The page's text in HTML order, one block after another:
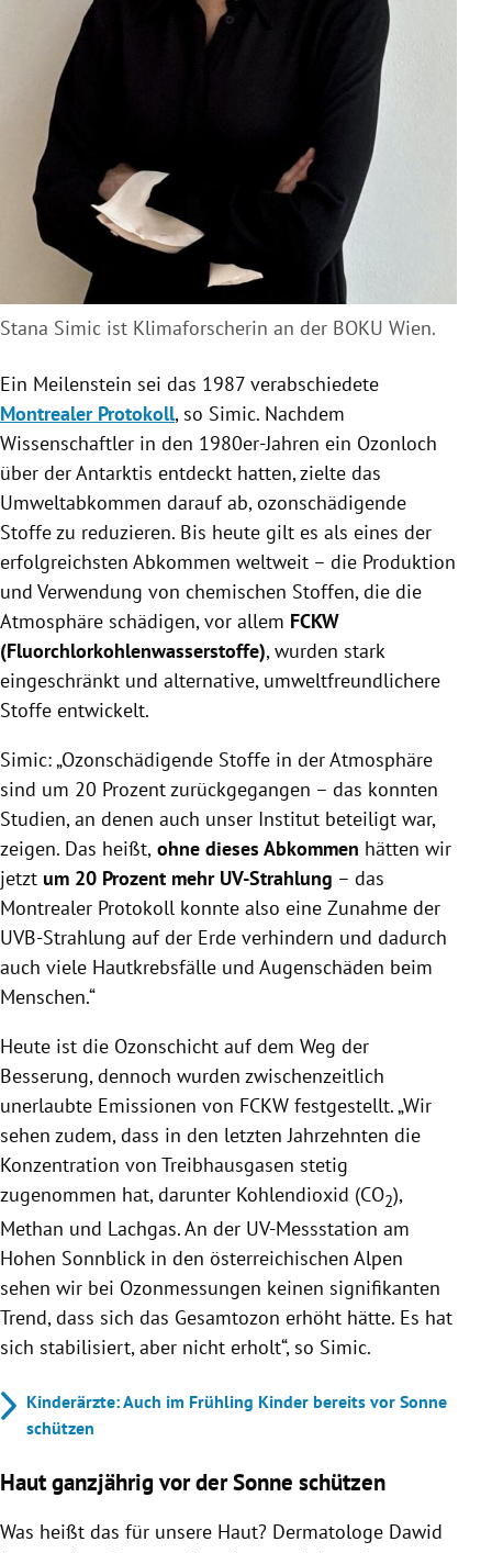
Stana Simic ist Klimaforscherin an der BOKU Wien.
Ein Meilenstein sei das 1987 verabschiedete
Montrealer Protokoll, so Simic. Nachdem
Wissenschaftler in den 1980er-Jahren ein Ozonloch
über der Antarktis entdeckt hatten, zielte das
Umweltabkommen darauf ab, ozonschädigende
Stoffe zu reduzieren. Bis heute gilt es als eines der
erfolgreichsten Abkommen weltweit – die Produktion
und Verwendung von chemischen Stoffen, die die
Atmosphäre schädigen, vor allem FCKW
(Fluorchlorkohlenwasserstoffe), wurden stark
eingeschränkt und alternative, umweltfreundlichere
Stoffe entwickelt.
Simic: „Ozonschädigende Stoffe in der Atmosphäre
sind um 20 Prozent zurückgegangen – das konnten
Studien, an denen auch unser Institut beteiligt war,
zeigen. Das heißt, ohne dieses Abkommen hätten wir
jetzt um 20 Prozent mehr UV-Strahlung – das
Montrealer Protokoll konnte also eine Zunahme der
UVB-Strahlung auf der Erde verhindern und dadurch
auch viele Hautkrebsfälle und Augenschäden beim
Menschen.“
Heute ist die Ozonschicht auf dem Weg der
Besserung, dennoch wurden zwischenzeitlich
unerlaubte Emissionen von FCKW festgestellt. „Wir
sehen zudem, dass in den letzten Jahrzehnten die
Konzentration von Treibhausgasen stetig
zugenommen hat, darunter Kohlendioxid (CO2),
Methan und Lachgas. An der UV-Messstation am
Hohen Sonnblick in den österreichischen Alpen
sehen wir bei Ozonmessungen keinen signifikanten
Trend, dass sich das Gesamtozon erhöht hätte. Es hat
sich stabilisiert, aber nicht erholt“, so Simic.
Kinderärzte: Auch im Frühling Kinder bereits vor Sonne
schützen
Haut ganzjährig vor der Sonne schützen
Was heißt das für unsere Haut? Dermatologe Dawid